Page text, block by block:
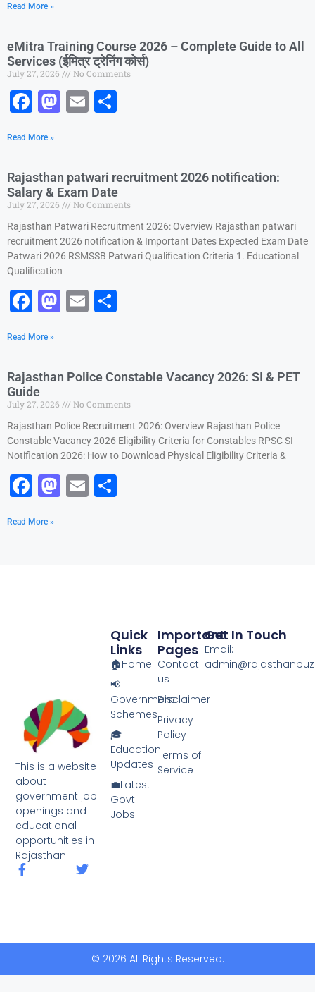
c
e
b
o
o
k
o
d
o
n
l
e
Read More »
eMitra Training Course 2026 – Complete Guide to All
Services (ईमित्र ट्रेनिंग कोर्स)
July 27, 2026 No Comments
F
c
e
b
o
o
k
M
o
d
o
n
E
l
e
Read More »
Rajasthan patwari recruitment 2026 notification:
Salary & Exam Date
July 27, 2026
No Comments
Rajasthan Patwari Recruitment 2026: Overview Rajasthan patwari
recruitment 2026 notification & Important Dates Expected Exam Date
Patwari 2026 RSMSSB Patwari Qualification Criteria 1. Educational
Qualification
F
c
e
b
o
o
k
M
o
d
o
n
E
l
e
Read More »
Rajasthan Police Constable Vacancy 2026: SI & PET
Guide
July 27, 2026
No Comments
Rajasthan Police Recruitment 2026: Overview Rajasthan Police
Constable Vacancy 2026 Eligibility Criteria for Constables RPSC SI
Notification 2026: How to Download Physical Eligibility Criteria &
F
c
M E
Read More »
This is a website
about
government job
openings and
educational
opportunities in
Rajasthan.
Important
Pages
Contact
us
Disclaimer
Privacy
Policy
Terms of
Service
Quick
Links
🏠Home
📢
Government
Schemes
🎓
Education
Updates
💼Latest
Govt
Jobs
Get In Touch
Email:
© 2026 All Rights Reserved.